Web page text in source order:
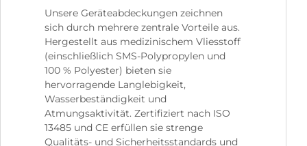
Unsere Geräteabdeckungen zeichnen
sich durch mehrere zentrale Vorteile aus.
Hergestellt aus medizinischem Vliesstoff
(einschließlich SMS-Polypropylen und
100 % Polyester) bieten sie
hervorragende Langlebigkeit,
Wasserbeständigkeit und
Atmungsaktivität. Zertifiziert nach ISO
13485 und CE erfüllen sie strenge
Qualitäts- und Sicherheitsstandards und